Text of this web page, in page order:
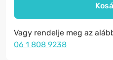
Vagy rendelje meg az
06 1 808 9238